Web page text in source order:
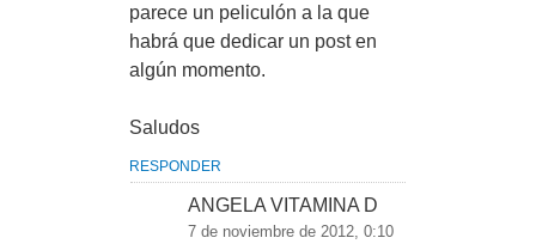
parece un peliculón a la que
habrá que dedicar un post en
algún momento.
Saludos
RESPONDER
ANGELA VITAMINA D
7 de noviembre de 2012, 0:10